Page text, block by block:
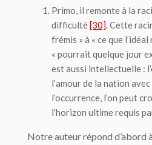
Primo, il remonte à la
difficulté[30]. Cette
frémis » à « ce que
« pourrait quelque jour
est aussi intellectuelle :
l’amour de la nation
l’occurrence, l’on peut
l’horizon ultime requis
Notre auteur répond d’abord